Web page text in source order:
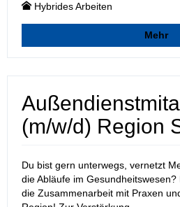
Hybrides Arbeiten
Mehr
(m/w/d) Region
Du bist gern unterwegs, vernetzt
die Abläufe im
die Zusammenarbeit mit Praxen